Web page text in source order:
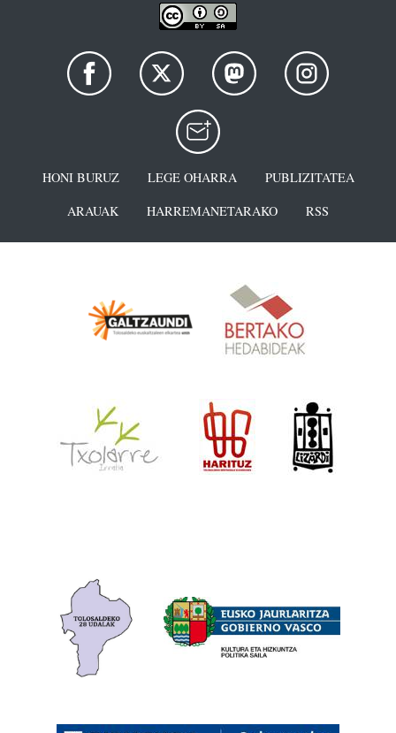
HONI BURUZ LEGE OHARRA
PUBLIZITATEA
ARAUAK
HARREMANETARAKO RSS